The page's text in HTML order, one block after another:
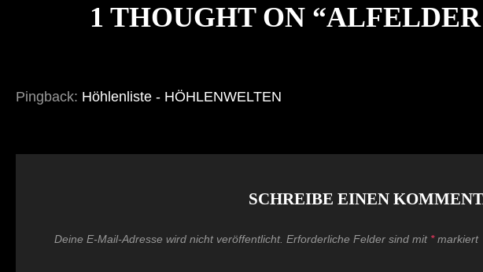
1 THOUGHT ON “
Pingback: Höhlenliste - HÖHLENWELTEN
SCHREIBE EINEN
Deine E-Mail-Adresse wird nicht veröffentlicht. Erforderliche Felder sind mit *markiert